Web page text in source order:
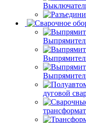
дуговой